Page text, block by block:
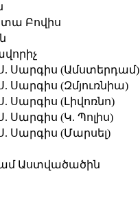
Բովիս
Սարգիս (Ամստերդամ)
Սարգիս (Զմյուռնիա)
Սարգիս (Լիվոռնո)
Սարգիս (Կ. Պոլիս)
Սարգիս (Մարսել)
Աստվածածին